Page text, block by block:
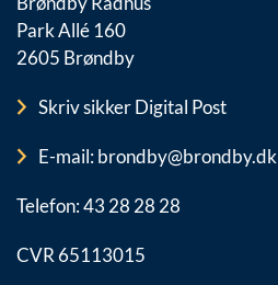
Park Allé 160
2605 Brøndby
Skriv sikker Digital Post
E-mail: brondby@brondby.dk
Telefon: 43 28 28 28
CVR 65113015